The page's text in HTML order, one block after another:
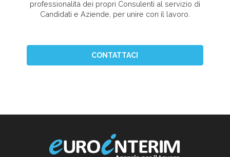
professionalità dei propri Consulenti al servizio di
Candidati e Aziende, per unire con il lavoro.
CONTATTACI